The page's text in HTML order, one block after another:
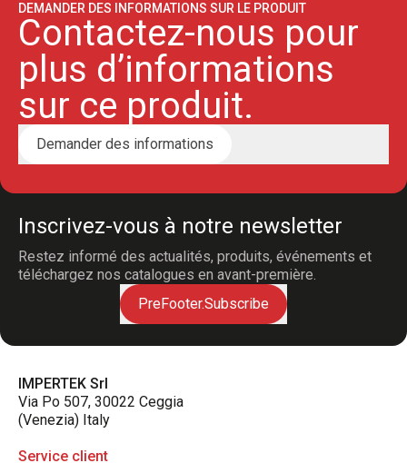
DEMANDER DES INFORMATIONS SUR LE PRODUIT
Contactez-nous pour
plus d’informations
sur ce produit.
Demander des informations
Inscrivez-vous à notre newsletter
Restez informé des actualités, produits, événements et
téléchargez nos catalogues en avant-première.
PreFooter.Subscribe
IMPERTEK Srl
Via Po 507, 30022 Ceggia
(Venezia) Italy
Service client